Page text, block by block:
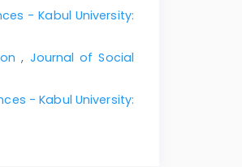
- Kabul University:
, Journal of Social
- Kabul University: